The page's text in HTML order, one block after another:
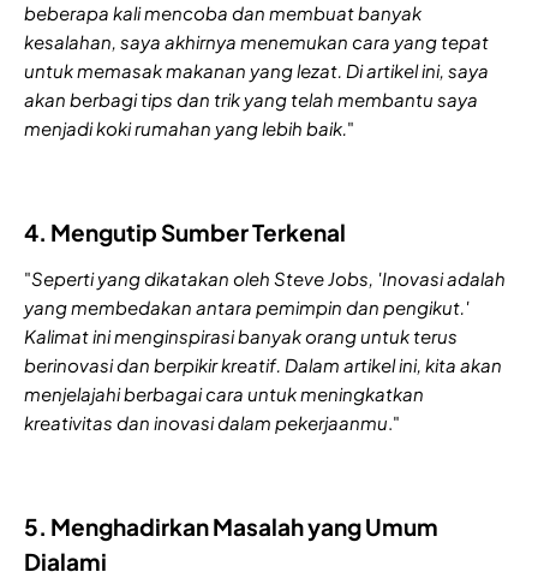
beberapa kali mencoba dan membuat banyak
kesalahan, saya akhirnya menemukan cara yang tepat
untuk memasak makanan yang lezat. Di artikel ini, saya
akan berbagi tips dan trik yang telah membantu saya
menjadi koki rumahan yang lebih baik."
4. Mengutip Sumber Terkenal
"Seperti yang dikatakan oleh Steve Jobs, 'Inovasi adalah
yang membedakan antara pemimpin dan pengikut.'
Kalimat ini menginspirasi banyak orang untuk terus
berinovasi dan berpikir kreatif. Dalam artikel ini, kita akan
menjelajahi berbagai cara untuk meningkatkan
kreativitas dan inovasi dalam pekerjaanmu."
5. Menghadirkan Masalah yang Umum
Dialami